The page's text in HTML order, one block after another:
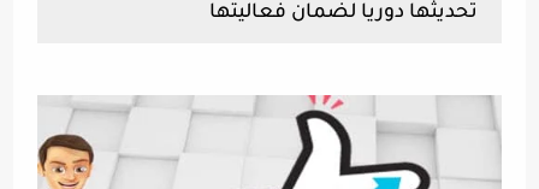
تحديثها دوريا لضمان فعاليتها